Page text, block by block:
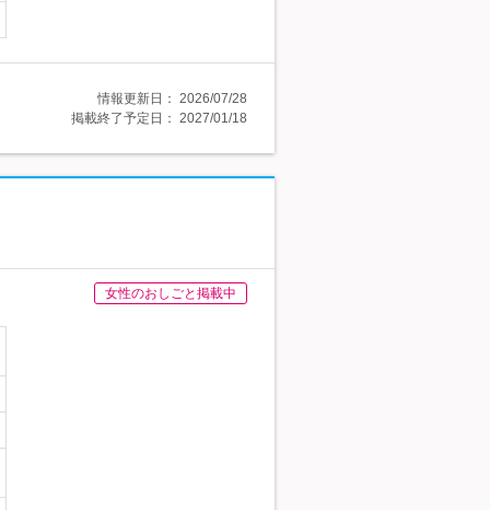
情報更新日： 2026/07/28
掲載終了予定日： 2027/01/18
女性のおしごと掲載中